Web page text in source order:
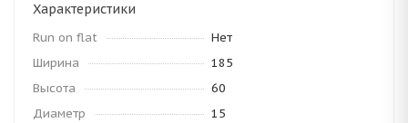
Характеристики
Run on flat
Нет
Ширина
185
Высота
60
Диаметр
15